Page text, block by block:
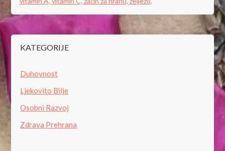
KATEGORIJE
Duhovnost
Ljekovito Bilje
Osobni Razvoj
Zdrava Prehrana